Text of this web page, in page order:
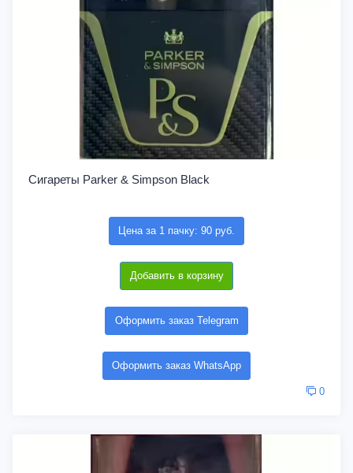
Сигареты Parker & Simpson Black
Цена за 1 пачку: 90 руб.
Добавить в корзину
Оформить заказ Telegram
Оформить заказ WhatsApp
0